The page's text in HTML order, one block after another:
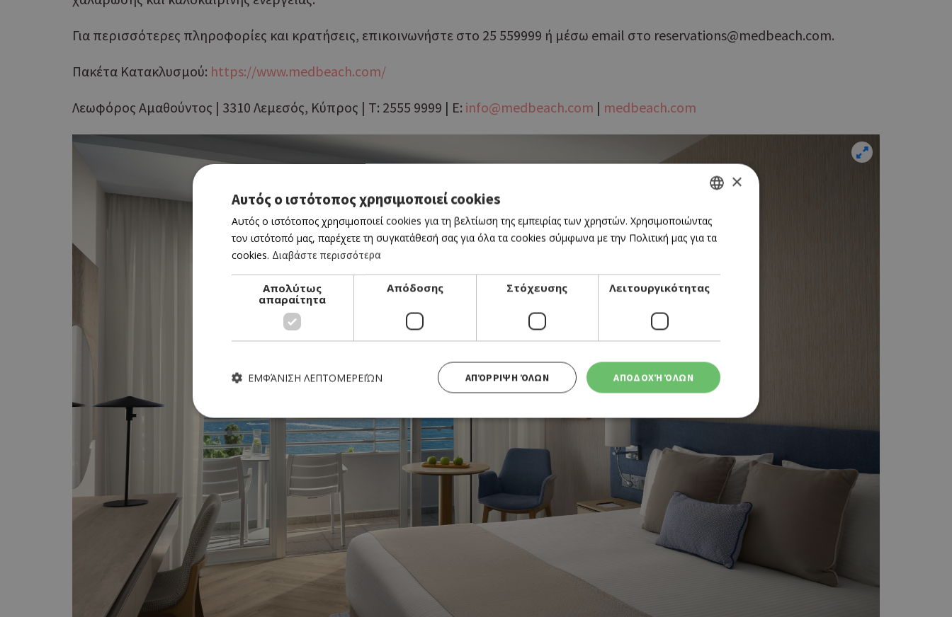
Για περισσότερες πληροφορίες και κρατήσεις, επικοινωνήστε στο 25 559999 ή μέσω email στο reservations@medbeach.com.
Πακέτα Κατακλυσμού: https://www.medbeach.com/
Λεωφόρος Αμαθούντος | 3310 Λεμεσός, Κύπρος | Τ: 2555 9999 | E: info@medbeach.com | medbeach.com
GREEK
ENGLISH
×
Αυτός ο ιστότοπος χρησιμοποιεί cookies
Αυτός ο ιστότοπος χρησιμοποιεί cookies για τη βελτίωση της εμπειρίας των χρηστών. Χρησιμοποιώντας
τον ιστότοπό μας, παρέχετε τη συγκατάθεσή σας για όλα τα cookies σύμφωνα με την Πολιτική μας για τα
cookies. Διαβάστε περισσότερα
Απολύτως
απαραίτητα
Απόδοσης Στόχευσης Λειτουργικότητας
ΑΠΟΔΟΧΉ ΌΛΩΝ
ΑΠΌΡΡΙΨΗ ΌΛΩΝ
ΕΜΦΆΝΙΣΗ ΛΕΠΤΟΜΕΡΕΙΏΝ
Απολύτως απαραίτητα Απόδοσης Στόχευσης Λειτουργικότητας
Τα απολύτως απαραίτητα cookies επιτρέπουν βασικές λειτουργίες του ιστότοπου, όπως τη σύνδεση χρήστη και τη διαχείριση λογαριασμού. Ο
ιστότοπος δεν μπορεί να χρησιμοποιηθεί σωστά χωρίς τα απολύτως απαραίτητα cookies.
Πεδίο Περιγραφή
G_ENABLED_IDPS
Google LLC
.cyprusen.wiz-
Χρησιμοποιήθηκε για σύνδεση στο Google
guide.com
Cookie που δημιουργείται από εφαρμογές που
βασίζονται στη γλώσσα PHP. Πρόκειται για ένα
αναγνωριστικό γενικού σκοπού που